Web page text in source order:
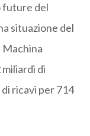
future del
situazione del
Machina
di
ricavi per 714